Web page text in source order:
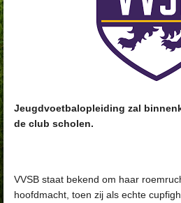
Jeugdvoetbalopleiding zal
de club scholen.
VVSB staat bekend om haar
hoofdmacht, toen zij als echte